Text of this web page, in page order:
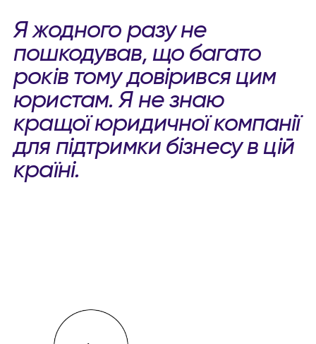
Я жодного разу не
пошкодував, що багато
років тому довірився цим
юристам. Я не знаю
кращої юридичної компанії
для підтримки бізнесу в цій
країні.